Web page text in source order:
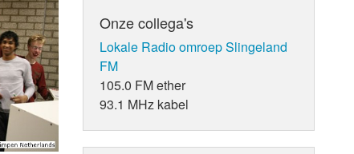
Onze collega's
Lokale Radio omroep Slingeland
FM
105.0 FM ether
93.1 MHz kabel